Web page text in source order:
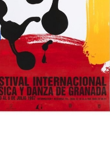
de cine
Museu del Disseny de Barcelona